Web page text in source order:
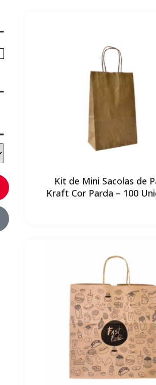
Kit de Mini Sacolas de
Kraft Cor Parda – 100